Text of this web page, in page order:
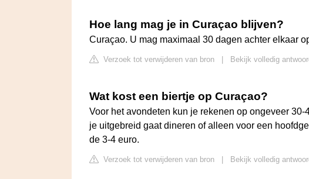
Hoe lang mag je in Curaçao blijven?
Curaçao. U mag maximaal 30 dagen achter elkaar
Verzoek tot verwijderen van bron Bekijk volledig
Wat kost een biertje op Curaçao?
Voor het avondeten kun je rekenen op ongeveer
je uitgebreid gaat dineren of alleen voor een
de 3-4 euro.
Verzoek tot verwijderen van bron Bekijk volledig